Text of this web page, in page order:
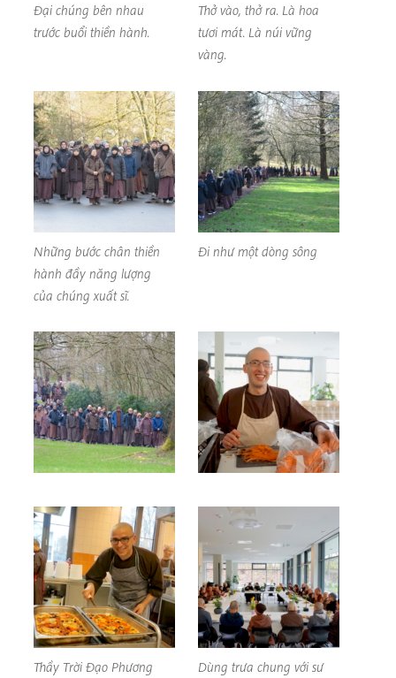
Đại chúng bên nhau
trước buổi thiền hành.
Thở vào, thở ra. Là hoa
tươi mát. Là núi vững
vàng.
Những bước chân thiền
hành đầy năng lượng
của chúng xuất sĩ.
Đi như một dòng sông
Thầy Trời Đạo Phương
Dùng trưa chung với sư